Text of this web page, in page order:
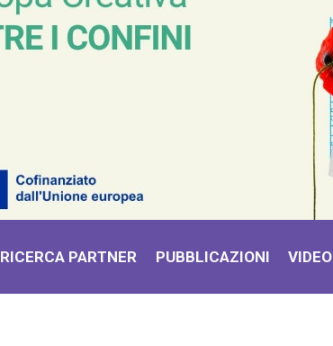
RICERCA PARTNER PUBBLICAZIONI VIDEO